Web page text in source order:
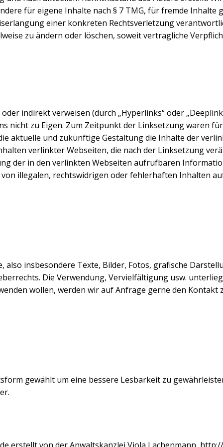
für eigene Inhalte nach § 7 TMG, für fremde Inhalte
einer konkreten Rechtsverletzung
zu ändern oder löschen, soweit vertragliche
indirekt verweisen (durch „Hyperlinks“ oder
nicht zu Eigen. Zum Zeitpunkt der Linksetzung waren
aktuelle und zukünftige Gestaltung die Inhalte der
verlinkter Webseiten, die nach der Linksetzung
der in den verlinkten Webseiten aufrufbaren
illegalen, rechtswidrigen oder fehlerhaften Inhalten
also insbesondere Texte, Bilder, Fotos, grafische
Die Verwendung, Vervielfältigung usw.
wollen, werden wir auf Anfrage gerne den
gewählt um eine bessere Lesbarkeit zu